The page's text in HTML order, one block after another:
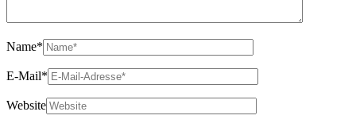
Name*
E-Mail*
Website